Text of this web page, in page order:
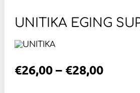
UNITIKA EGING
€26,00– €28,00Price